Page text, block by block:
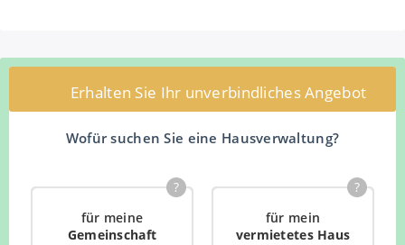
Instandhaltungsplanung mit entsprechender
Prioritätenliste
Verhandlung und Abschluss von Wartungsverträgen
Kontrollen und Brandschutz
Qualifikation des Gewerbetreibenden sowie der
Erhalten Sie Ihr unverbindliches Angebot
Wofür suchen Sie eine Hausverwaltung?
für meine
Gemeinschaft
?
für mein
vermietetes Haus
?